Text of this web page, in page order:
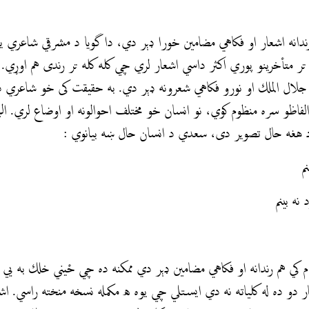
اشعار او فكاهي مضامين خورا ډېر دي، دا گويا د مشرقي
تر متأخرينو پوري اكثر داسي اشعار لري چي کله کله تر رندی هم
جلال الملك او نورو فكاهي شعرونه ډېر دي. به حقیقت کی خو
سره منظوم کوي، نو انسان خو مختلف احوالونه او اوضاع لري.
حال تصوير دی، سعدي د انسان حال ښه بيانوي :
بینم
کي هم رندانه او فكاهي مضامين ډېر دي ممکنه ده چي ځيني خلك به
دو ده له كلياته نه دي ايستلي چي يوه ه مکمله نسخه منخته